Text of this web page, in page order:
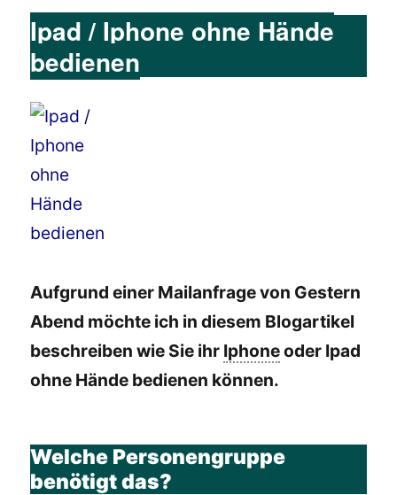
Ipad / Iphone ohne Hände
bedienen
Aufgrund einer Mailanfrage von Gestern
Abend möchte ich in diesem Blogartikel
beschreiben wie Sie ihr Iphoneoder Ipad
ohne Hände bedienen können.
Welche Personengruppe
benötigt das?